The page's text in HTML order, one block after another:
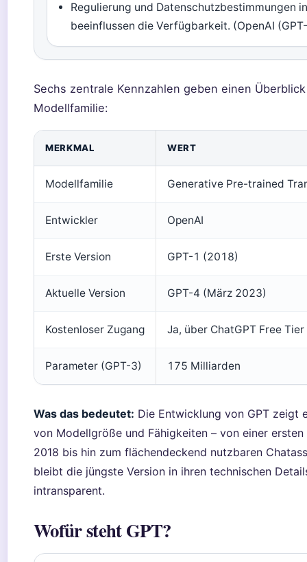
Regulierung und Datenschutzbestimmungen
beeinflussen die Verfügbarkeit. (OpenAI
Sechs zentrale Kennzahlen geben einen
Modellfamilie:
MERKMAL WERT
Modellfamilie Generative Pre-trained
Entwickler OpenAI
Erste Version GPT-1 (2018)
Aktuelle Version GPT-4 (März 2023)
Kostenloser Zugang Ja, über ChatGPT Free
Parameter (GPT-3) 175 Milliarden
Was das bedeutet: Die Entwicklung von GPT zeigt
von Modellgröße und Fähigkeiten – von einer
2018 bis hin zum flächendeckend nutzbaren
bleibt die jüngste Version in ihren technischen
intransparent.
Wofür steht GPT?